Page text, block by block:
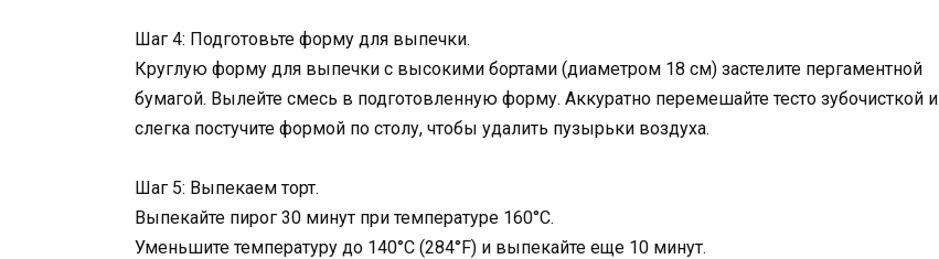
Шаг 4: Подготовьте форму для выпечки.
Круглую форму для выпечки с высокими бортами (диаметром 18 см) застелите пергаментной
бумагой. Вылейте смесь в подготовленную форму. Аккуратно перемешайте тесто зубочисткой и
слегка постучите формой по столу, чтобы удалить пузырьки воздуха.
Шаг 5: Выпекаем торт.
Выпекайте пирог 30 минут при температуре 160°C.
Уменьшите температуру до 140°C (284°F) и выпекайте еще 10 минут.